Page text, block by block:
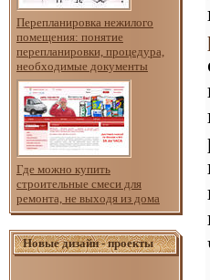
Перепланировка нежилого
помещения: понятие
перепланировки, процедура,
необходимые документы
Где можно купить
строительные смеси для
ремонта, не выходя из дома
Новые дизайн - проекты